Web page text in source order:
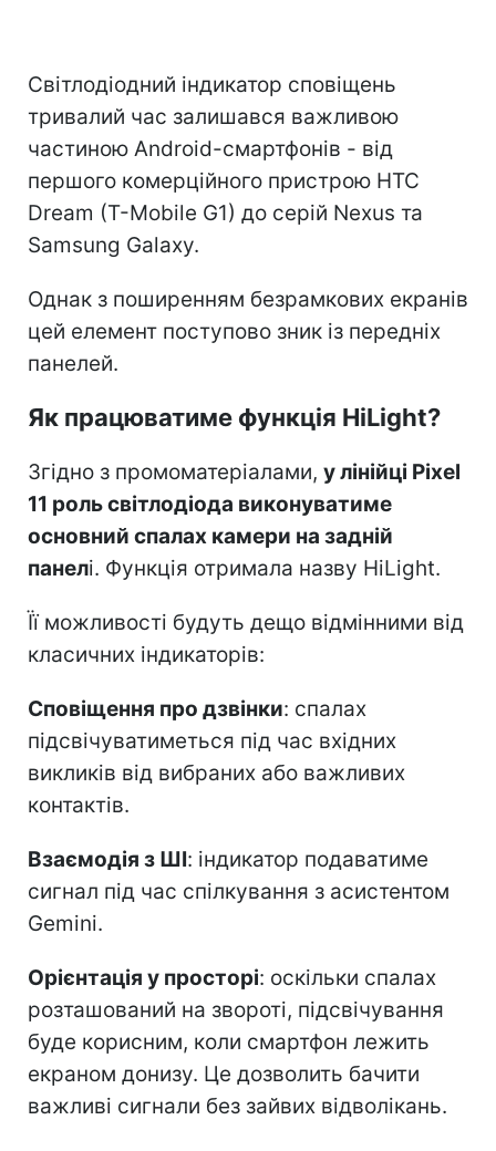
Світлодіодний індикатор сповіщень
тривалий час залишався важливою
частиною Android-смартфонів - від
першого комерційного пристрою HTC
Dream (T-Mobile G1) до серій Nexus та
Samsung Galaxy.
Однак з поширенням безрамкових екранів
цей елемент поступово зник із передніх
панелей.
Як працюватиме функція HiLight?
Згідно з промоматеріалами, у лінійці Pixel
11 роль світлодіода виконуватиме
основний спалах камери на задній
панелі. Функція отримала назву HiLight.
Її можливості будуть дещо відмінними від
класичних індикаторів:
Сповіщення про дзвінки: спалах
підсвічуватиметься під час вхідних
викликів від вибраних або важливих
контактів.
Взаємодія з ШІ: індикатор подаватиме
сигнал під час спілкування з асистентом
Gemini.
Орієнтація у просторі: оскільки спалах
розташований на звороті, підсвічування
буде корисним, коли смартфон лежить
екраном донизу. Це дозволить бачити
важливі сигнали без зайвих відволікань.